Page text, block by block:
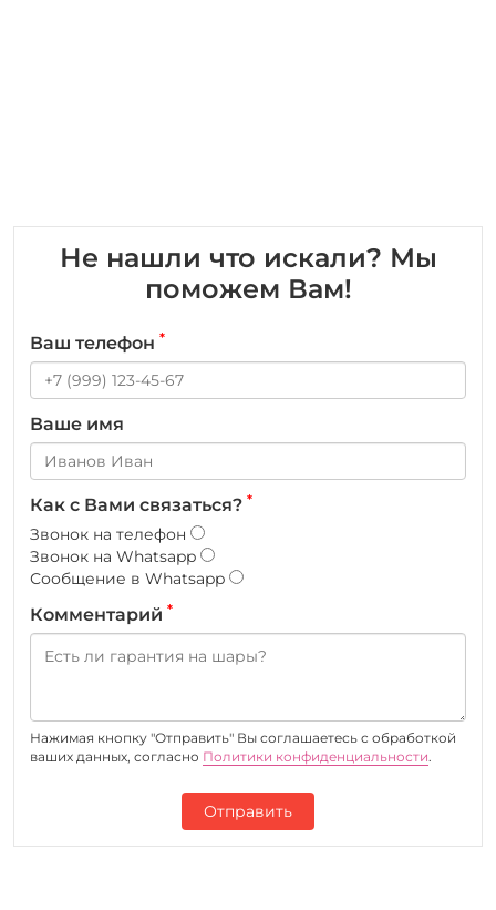
Не нашли что искали? Мы
поможем Вам!
Ваш телефон *
Ваше имя
Как с Вами связаться? *
Звонок на телефон
Звонок на Whatsapp
Сообщение в Whatsapp
Комментарий *
Нажимая кнопку "Отправить" Вы соглашаетесь c обработкой
ваших данных, согласно Политики конфиденциальности.
Отправить